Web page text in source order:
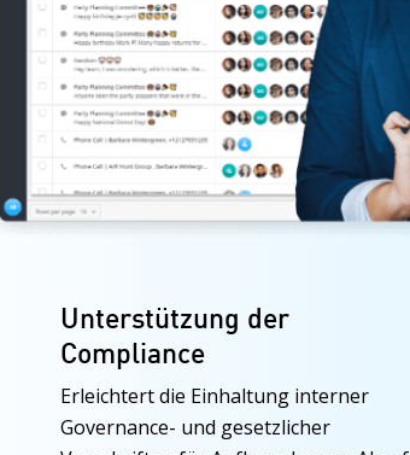
Unterstützung der
Compliance
Erleichtert die Einhaltung interner
Governance- und gesetzlicher